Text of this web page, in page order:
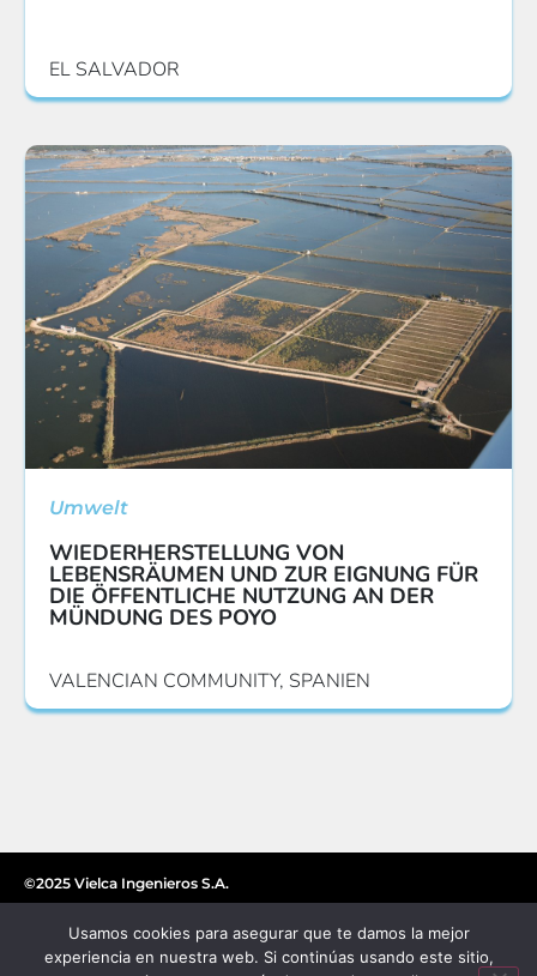
EL SALVADOR
Umwelt
WIEDERHERSTELLUNG VON
LEBENSRÄUMEN UND ZUR EIGNUNG FÜR
DIE ÖFFENTLICHE NUTZUNG AN DER
MÜNDUNG DES POYO
VALENCIAN COMMUNITY, SPANIEN
©2025 Vielca Ingenieros S.A.
Usamos cookies para asegurar que te damos la mejor
experiencia en nuestra web. Si continúas usando este sitio,